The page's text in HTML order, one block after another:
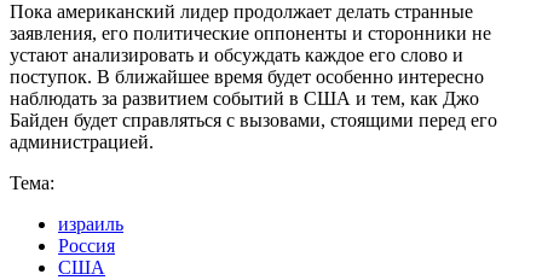
Пока американский лидер продолжает делать странные
заявления, его политические оппоненты и сторонники не
устают анализировать и обсуждать каждое его слово и
поступок. В ближайшее время будет особенно интересно
наблюдать за развитием событий в США и тем, как Джо
Байден будет справляться с вызовами, стоящими перед его
администрацией.
Тема:
израиль
Россия
США